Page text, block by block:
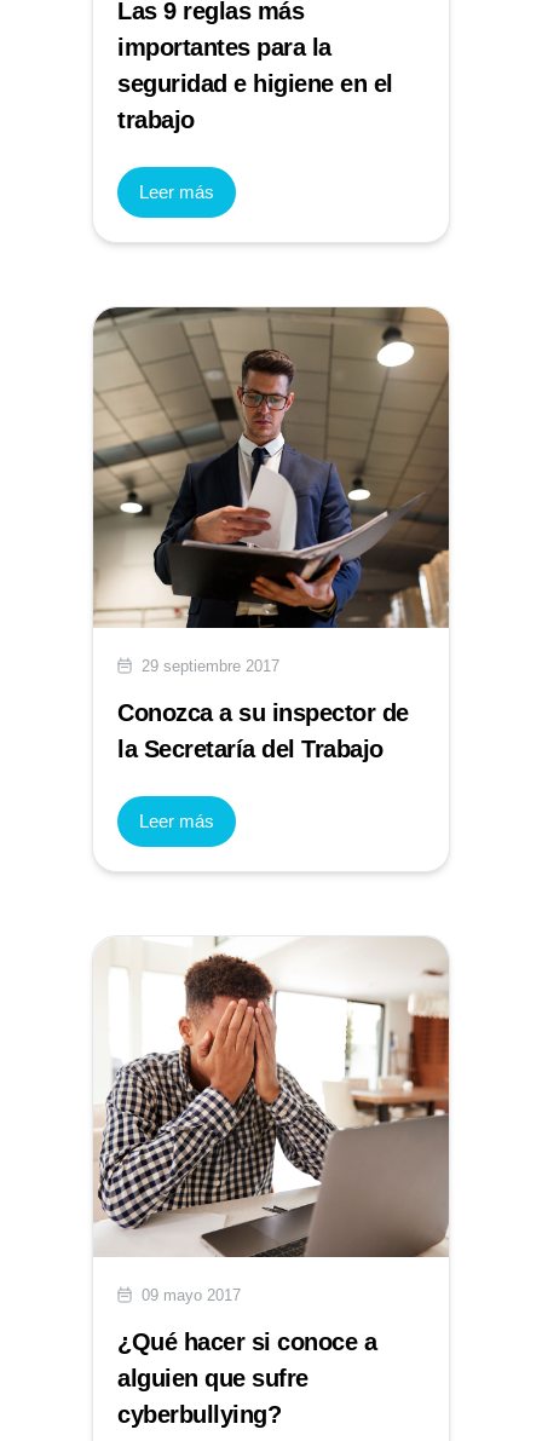
Las 9 reglas más
importantes para la
seguridad e higiene en el
trabajo
Leer más
29 septiembre 2017
Conozca a su inspector de
la Secretaría del Trabajo
Leer más
09 mayo 2017
¿Qué hacer si conoce a
alguien que sufre
cyberbullying?